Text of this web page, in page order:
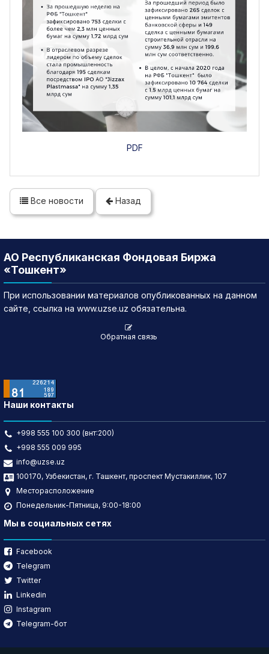
PDF
Все новости Назад
АО Республиканская Фондовая Биржа
«Тошкент»
При использовании материалов опубликованных на данном
сайте, ссылка на www.uzse.uz обязательна.
Обратная связь
Наши контакты
+998 555 100 300 (внт:200)
+998 555 009 995
info@uzse.uz
100170, Узбекистан, г. Ташкент, проспект Мустакиллик, 107
Месторасположение
Понедельник-Пятница, 9:00-18:00
Мы в социальных сетях
Facebook
Telegram
Twitter
Linkedin
Instagram
Telegram-бот